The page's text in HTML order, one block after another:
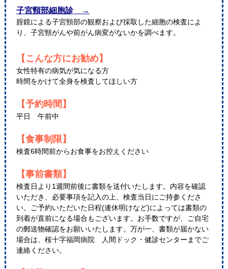
子宮頸部細胞診 →
腟鏡による子宮頸部の観察および採取した細胞の検査によ
り、子宮頸がんや前がん病変がないかを調べます。
【こんな方にお勧め】
女性特有の病気が気になる方
時間をかけて全身を検査してほしい方
【予約時間】
平日 午前中
【食事制限】
検査6時間前からお食事をお控えください
【事前書類】
検査日より1週間前後に書類を送付いたします。内容を確認
いただき、必要事項を記入の上、検査当日にご持参くださ
い。ご予約いただいた日程(連休明けなど)によっては書類の
到着が直前になる場合もございます。お手数ですが、ご自宅
の郵送物確認をお願いいたします。万が一、書類が届かない
場合は、桜十字福岡病院 人間ドック・健診センターまでご
連絡ください。